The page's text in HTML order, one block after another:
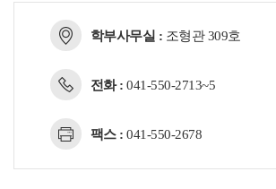
학부사무실 : 조형관 309호
전화 :041-550-2713~5
팩스 :041-550-2678